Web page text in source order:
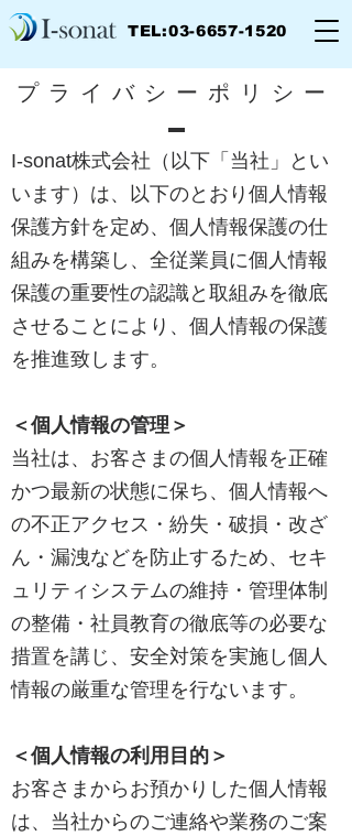
TEL:03-6657-1520
プライバシーポリシー
I-sonat株式会社（以下「当社」とい
います）は、以下のとおり個人情報
保護方針を定め、個人情報保護の仕
組みを構築し、全従業員に個人情報
保護の重要性の認識と取組みを徹底
させることにより、個人情報の保護
を推進致します。
＜個人情報の管理＞
当社は、お客さまの個人情報を正確
かつ最新の状態に保ち、個人情報へ
の不正アクセス・紛失・破損・改ざ
ん・漏洩などを防止するため、セキ
ュリティシステムの維持・管理体制
の整備・社員教育の徹底等の必要な
措置を講じ、安全対策を実施し個人
情報の厳重な管理を行ないます。
＜個人情報の利用目的＞
お客さまからお預かりした個人情報
は、当社からのご連絡や業務のご案